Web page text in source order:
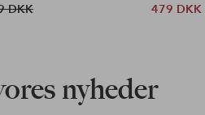
DKK
479 DKK
nyheder